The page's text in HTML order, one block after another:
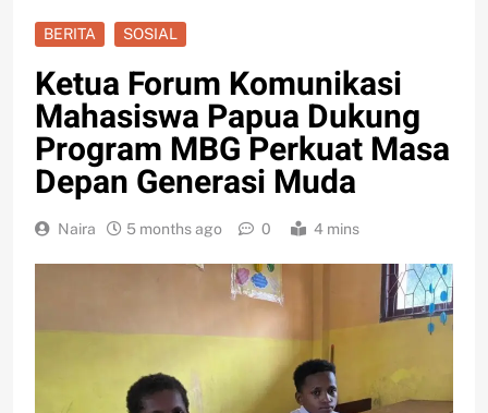
BERITA SOSIAL
Ketua Forum Komunikasi
Mahasiswa Papua Dukung
Program MBG Perkuat Masa
Depan Generasi Muda
Naira 5 months ago 0 4 mins